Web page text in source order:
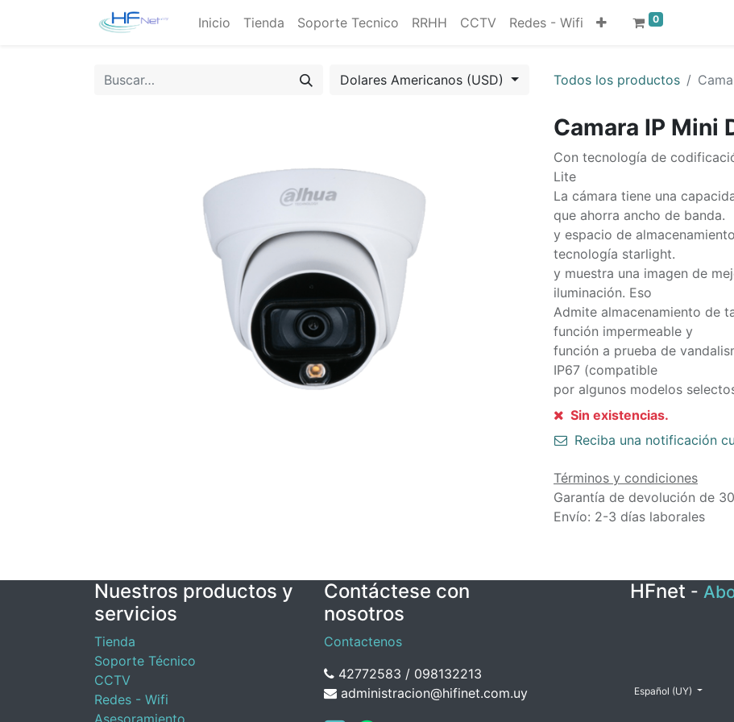
Inicio Tienda Soporte Tecnico RRHH CCTV Redes - Wifi 0
Dolares Americanos (USD) Todos los productos
Camara IP Mini
Con tecnología de
Lite
La cámara tiene una
que ahorra ancho de banda.
y espacio de
tecnología starlight.
y muestra una imagen de
iluminación. Eso
Admite almacenamiento de
función impermeable y
función a prueba de
IP67 (compatible
por algunos modelos
Sin existencias.
Reciba una notificación
Términos y condiciones
Garantía de devolución de
Envío: 2-3 días laborales
Nuestros productos y
servicios
Tienda
Soporte Técnico
CCTV
Redes - Wifi
Asesoramiento
Contáctese con
nosotros
Contactenos
42772583 / 098132213
administracion@hifinet.com.uy
HFnet -
Español (UY)